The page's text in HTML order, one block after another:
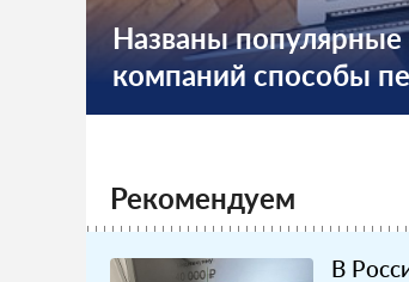
Названы
компаний способы
Рекомендуем
В